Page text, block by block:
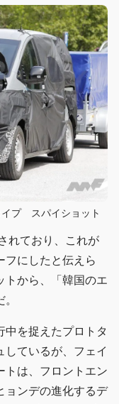
プ スパイショット
れており、これが
フにしたと伝えら
トから、「韓国のエ
中を捉えたプロトタ
しているが、フェイ
トは、フロントエン
ョンデの進化するデ